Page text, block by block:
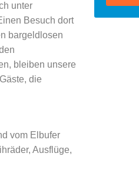
unter
Besuch dort
bargeldlosen
bleiben unsere
die
vom Elbufer
Ausflüge,